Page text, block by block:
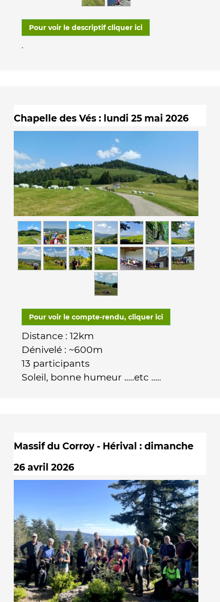
Pour voir le descriptif cliquer ici
.
Chapelle des Vés : lundi 25 mai 2026
Pour voir le compte-rendu, cliquer ici
Distance : 12km
Dénivelé : ~600m
13 participants
Soleil, bonne humeur .....etc .....
Massif du Corroy - Hérival : dimanche
26 avril 2026